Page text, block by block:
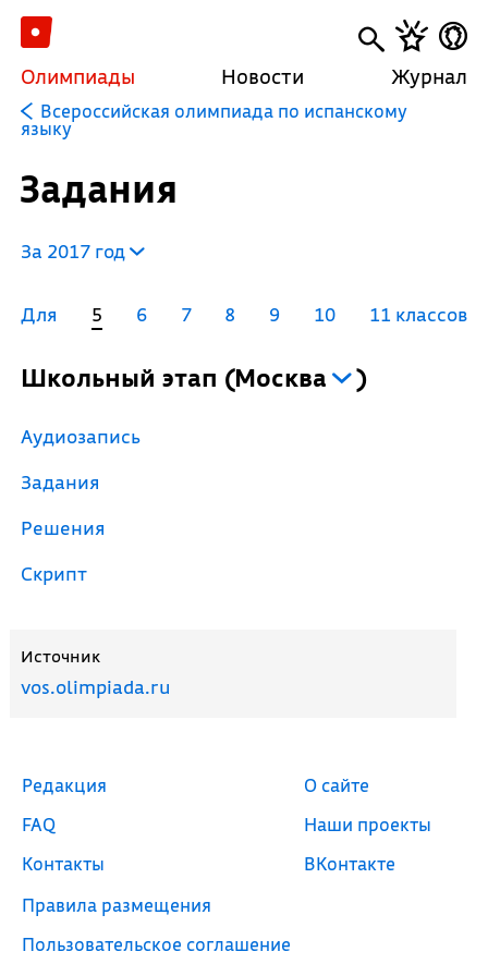
Олимпиады Новости Журнал
Всероссийская олимпиада по испанскому
языку
Задания
За 2017 год
Для 5 6 7 8 9 10 11 классов
Школьный этап (Москва )
Аудиозапись
Задания
Решения
Скрипт
Источник
vos.olimpiada.ru
Редакция
FAQ
Контакты
Правила размещения
Пользовательское соглашение
О сайте
Наши проекты
ВКонтакте